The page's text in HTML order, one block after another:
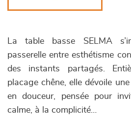
La table basse SELMA
passerelle entre esthétisme
des instants partagés.
placage chêne, elle dévoile
en douceur, pensée pour
calme, à la complicité…